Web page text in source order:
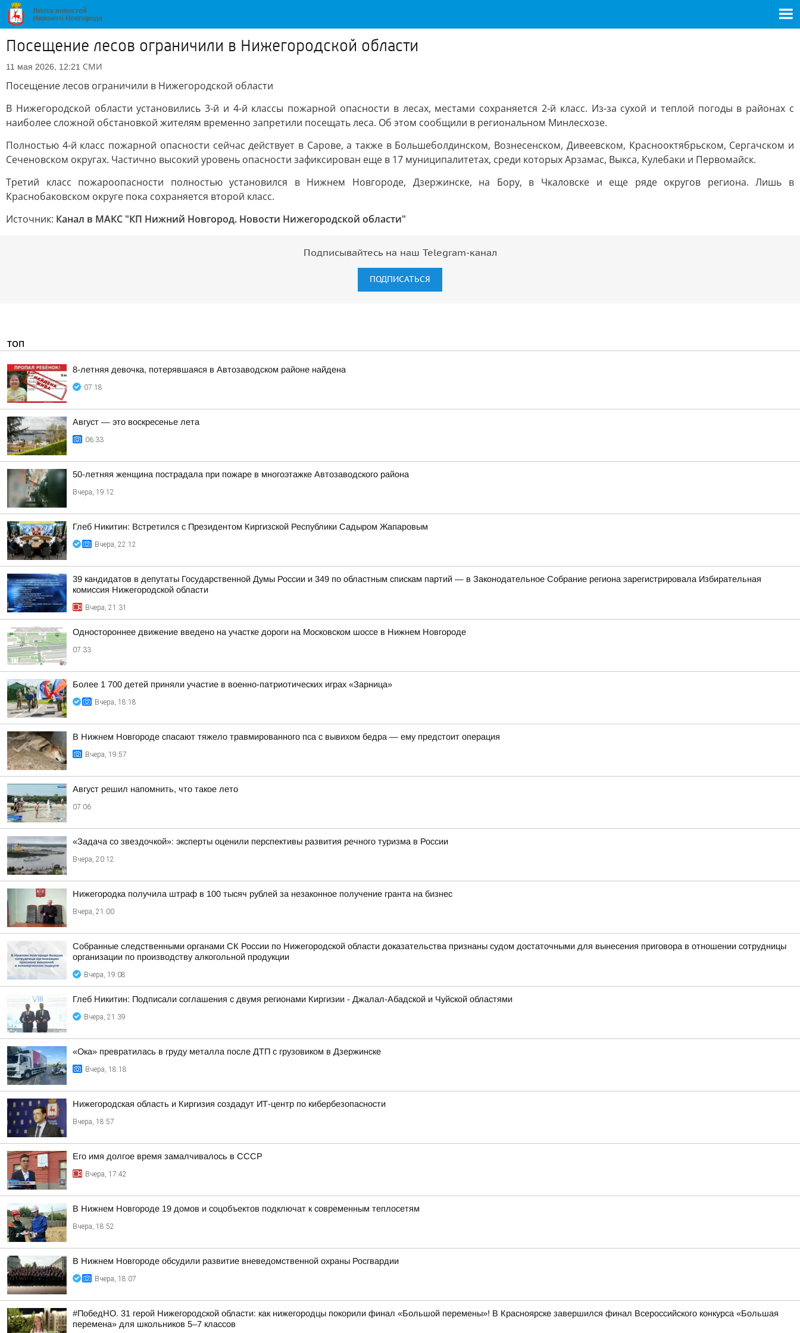
Посещение лесов ограничили в Нижегородской области
11 мая 2026, 12:21 СМИ
Посещение лесов ограничили в Нижегородской области
В Нижегородской области установились 3-й и 4-й классы пожарной опасности в лесах, местами сохраняется 2-й класс. Из-за сухой и теплой погоды в районах с
наиболее сложной обстановкой жителям временно запретили посещать леса. Об этом сообщили в региональном Минлесхозе.
Полностью 4-й класс пожарной опасности сейчас действует в Сарове, а также в Большеболдинском, Вознесенском, Дивеевском, Краснооктябрьском, Сергачском и
Сеченовском округах. Частично высокий уровень опасности зафиксирован еще в 17 муниципалитетах, среди которых Арзамас, Выкса, Кулебаки и Первомайск.
Третий класс пожароопасности полностью установился в Нижнем Новгороде, Дзержинске, на Бору, в Чкаловске и еще ряде округов региона. Лишь в
Краснобаковском округе пока сохраняется второй класс.
Источник: Канал в МАКС "КП Нижний Новгород. Новости Нижегородской области"
Подписывайтесь на наш Telegram-канал
ПОДПИСАТЬСЯ
ТОП
8-летняя девочка, потерявшаяся в Автозаводском районе найдена
07:18
Август — это воскресенье лета
06:33
50-летняя женщина пострадала при пожаре в многоэтажке Автозаводского района
Вчера, 19:12
Глеб Никитин: Встретился с Президентом Киргизской Республики Садыром Жапаровым
Вчера, 22:12
39 кандидатов в депутаты Государственной Думы России и 349 по областным спискам партий — в Законодательное Собрание региона зарегистрировала Избирательная
комиссия Нижегородской области
Вчера, 21:31
Одностороннее движение введено на участке дороги на Московском шоссе в Нижнем Новгороде
07:33
Более 1 700 детей приняли участие в военно-патриотических играх «Зарница»
Вчера, 18:18
В Нижнем Новгороде спасают тяжело травмированного пса с вывихом бедра — ему предстоит операция
Вчера, 19:57
Август решил напомнить, что такое лето
07:06
«Задача со звездочкой»: эксперты оценили перспективы развития речного туризма в России
Вчера, 20:12
Нижегородка получила штраф в 100 тысяч рублей за незаконное получение гранта на бизнес
Вчера, 21:00
Собранные следственными органами СК России по Нижегородской области доказательства признаны судом достаточными для вынесения приговора в отношении сотрудницы
организации по производству алкогольной продукции
Вчера, 19:08
Глеб Никитин: Подписали соглашения с двумя регионами Киргизии - Джалал-Абадской и Чуйской областями
Вчера, 21:39
«Ока» превратилась в груду металла после ДТП с грузовиком в Дзержинске
Вчера, 18:18
Нижегородская область и Киргизия создадут ИТ-центр по кибербезопасности
Вчера, 18:57
Его имя долгое время замалчивалось в СССР
Вчера, 17:42
В Нижнем Новгороде 19 домов и соцобъектов подключат к современным теплосетям
Вчера, 18:52
В Нижнем Новгороде обсудили развитие вневедомственной охраны Росгвардии
Вчера, 18:07
#ПобедНО. 31 герой Нижегородской области: как нижегородцы покорили финал «Большой перемены»! В Красноярске завершился финал Всероссийского конкурса «Большая
перемена» для школьников 5–7 классов